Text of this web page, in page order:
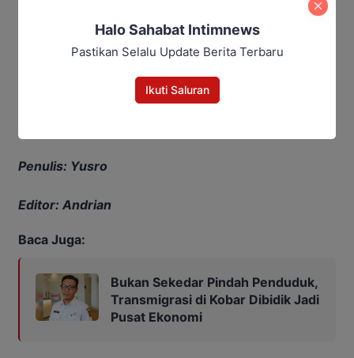
Penulis: Yusro
Editor: Andrian
Baca Juga:
Bukan Sekedar Pindah Penduduk,
Transmigrasi di Kobar Dibidik Jadi
Pusat Ekonomi
Halo Sahabat Intimnews
Pastikan Selalu Update Berita Terbaru
Ikuti Saluran